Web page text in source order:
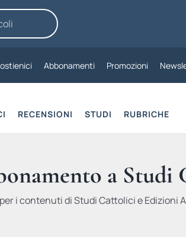
Abbonamenti Promozioni
RECENSIONI STUDI RUBRICHE
a
i contenuti di Studi Cattolici e Edizioni